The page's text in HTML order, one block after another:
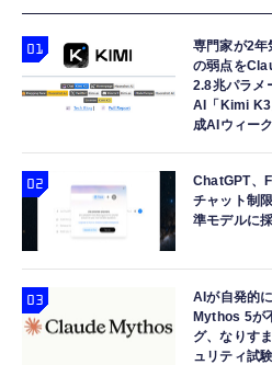
￥7,296
GRANBLUE
Ragnarok(グラン
ク エンドレスラグ
￥4,828
￥1,690
エレコム 充電器
￥1,290
寝ホン 睡眠用イ
￥2,682
専門家が2年
の弱点を
2.8兆パラメ
AI「Kimi K3
成AIウィーク
ChatGPT、
チャット制
準モデルに
AIが自発的
Mythos 5が
グ、なりす
ュリティ試